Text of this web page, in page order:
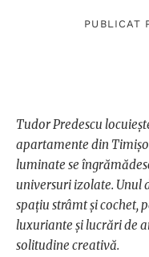
PUBLICAT
Tudor Predescu
apartamente din
luminate se
universuri izolate. Unul
spațiu strâmt și cochet,
luxuriante și lucrări de
solitudine creativă.